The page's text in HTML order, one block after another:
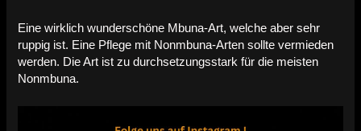
Eine wirklich wunderschöne Mbuna-Art, welche aber sehr
ruppig ist. Eine Pflege mit Nonmbuna-Arten sollte vermieden
werden. Die Art ist zu durchsetzungsstark für die meisten
Nonmbuna.